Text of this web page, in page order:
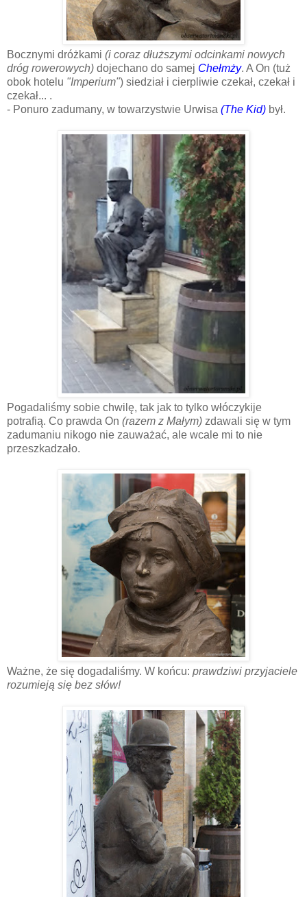
Bocznymi dróżkami (i coraz dłuższymi odcinkami nowych
dróg rowerowych) dojechano do samej Chełmży. A On (tuż
obok hotelu "Imperium") siedział i cierpliwie czekał, czekał i
czekał... .
- Ponuro zadumany, w towarzystwie Urwisa (The Kid) był.
Pogadaliśmy sobie chwilę, tak jak to tylko włóczykije
potrafią. Co prawda On (razem z Małym) zdawali się w tym
zadumaniu nikogo nie zauważać, ale wcale mi to nie
przeszkadzało.
Ważne, że się dogadaliśmy. W końcu: prawdziwi przyjaciele
rozumieją się bez słów!